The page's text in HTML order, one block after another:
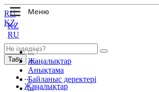
KZ
RU
...
Жаңалықтар
Анықтама
Байланыс деректері
...
RU
KZ
Табу
...
Жаңалықтар